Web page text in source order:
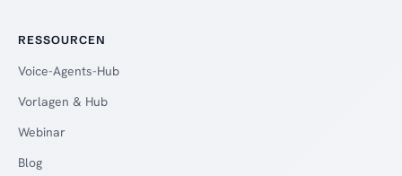
RESSOURCEN
Voice-Agents-Hub
Vorlagen & Hub
Webinar
Blog